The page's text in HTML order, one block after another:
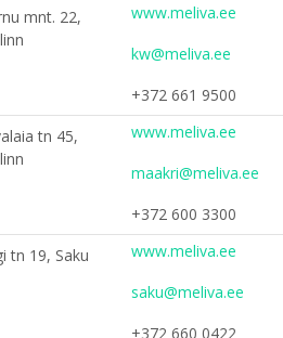
mnt. 22,
www.meliva.ee
kw@meliva.ee
+372 661 9500
tn 45,
www.meliva.ee
maakri@meliva.ee
+372 600 3300
tn 19, Saku
www.meliva.ee
saku@meliva.ee
+372 660 0422